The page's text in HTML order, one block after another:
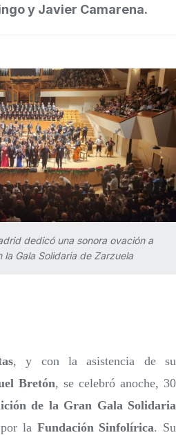
y Javier Camarena.
dedicó una sonora ovación a
Gala Solidaria de Zarzuela
, y con la asistencia de su
Bretón, se celebró anoche, 30
de la Gran Gala Solidaria
la Fundación Sinfolírica. Su